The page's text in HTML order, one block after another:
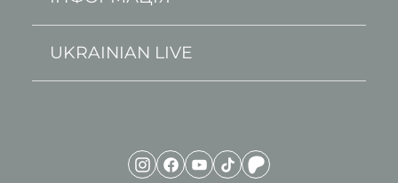
UKRAINIAN LIVE